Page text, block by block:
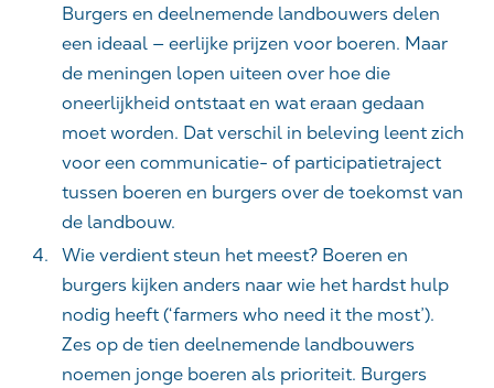
Burgers en deelnemende landbouwers delen
een ideaal — eerlijke prijzen voor boeren. Maar
de meningen lopen uiteen over hoe die
oneerlijkheid ontstaat en wat eraan gedaan
moet worden. Dat verschil in beleving leent zich
voor een communicatie- of participatietraject
tussen boeren en burgers over de toekomst van
de landbouw.
Wie verdient steun het meest? Boeren en
burgers kijken anders naar wie het hardst hulp
nodig heeft (‘farmers who need it the most’).
Zes op de tien deelnemende landbouwers
noemen jonge boeren als prioriteit. Burgers